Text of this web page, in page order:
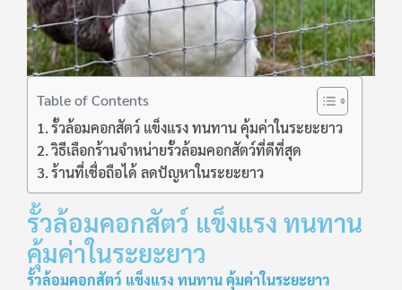
Table of Contents
รั้วล้อมคอกสัตว์ แข็งแรง ทนทาน คุ้มค่าในระยะยาว
วิธีเลือกร้านจำหน่ายรั้วล้อมคอกสัตว์ที่ดีที่สุด
ร้านที่เชื่อถือได้ ลดปัญหาในระยะยาว
รั้วล้อมคอกสัตว์ แข็งแรง ทนทาน
คุ้มค่าในระยะยาว
รั้วล้อมคอกสัตว์ แข็งแรง ทนทาน คุ้มค่าในระยะยาว